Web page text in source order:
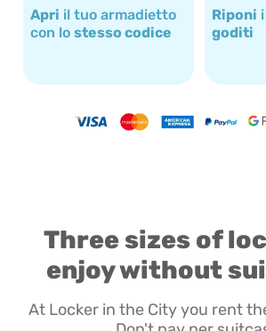
Apri il tuo armadietto
con lo stesso codice
Riponi
goditi
Three sizes of
enjoy without
At Locker in the City you rent